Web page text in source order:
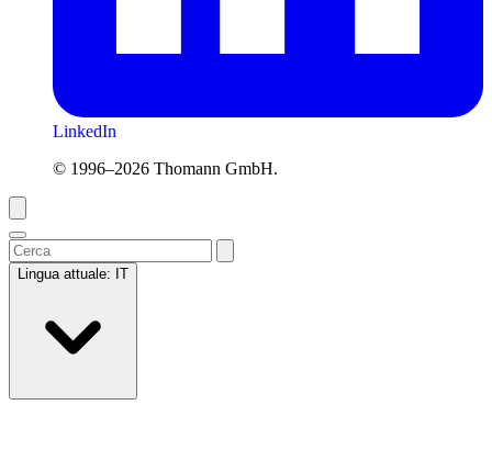
LinkedIn
© 1996–2026 Thomann GmbH.
Lingua attuale: IT